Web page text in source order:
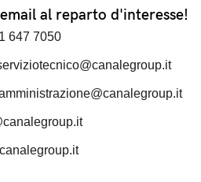
al reparto d'interesse!
647 7050